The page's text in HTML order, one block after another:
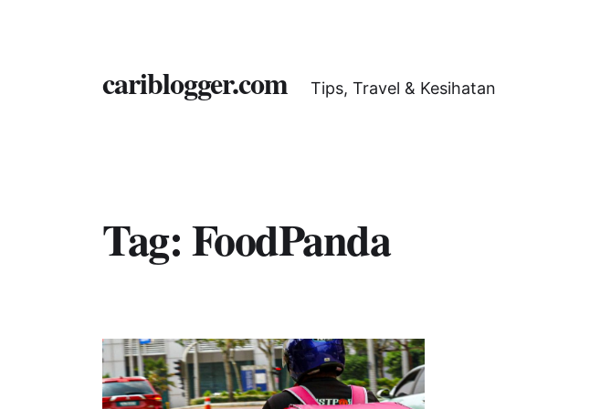
cariblogger.com Tips, Travel & Kesihatan
Tag:FoodPanda